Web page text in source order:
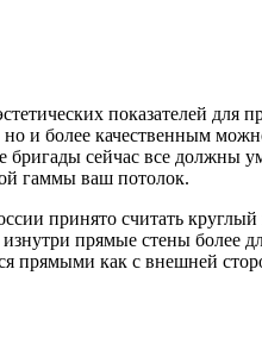
показателей для
и более качественным
сейчас все должны
гаммы ваш потолок.
принято считать
прямые стены более
прямыми как с внешней